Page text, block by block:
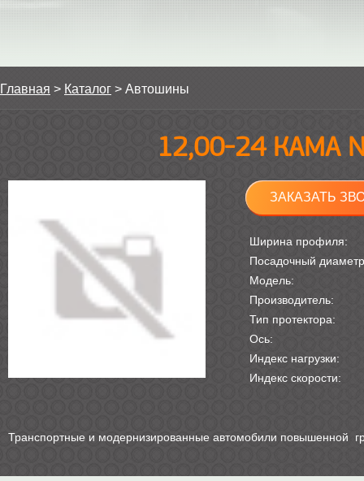
Главная > Каталог > Автошины
12,00-24 КАМА
ЗАКАЗАТЬ
Ширина профиля:
Посадочный
Модель:
Производитель:
Тип протектора:
Ось:
Индекс нагрузки:
Индекс скорости:
Транспортные и модернизированные автомобили повышенной